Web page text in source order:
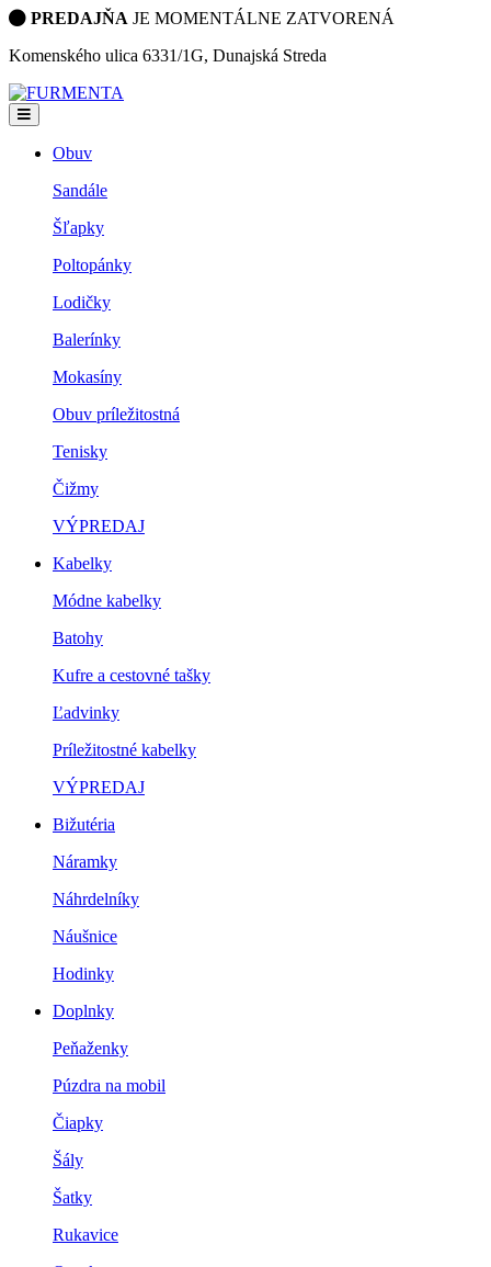
PREDAJŇA JE MOMENTÁLNE ZATVORENÁ
Komenského ulica 6331/1G, Dunajská Streda
Obuv
Sandále
Šľapky
Poltopánky
Lodičky
Balerínky
Mokasíny
Obuv príležitostná
Tenisky
Čižmy
VÝPREDAJ
Kabelky
Módne kabelky
Batohy
Kufre a cestovné tašky
Ľadvinky
Príležitostné kabelky
VÝPREDAJ
Bižutéria
Náramky
Náhrdelníky
Náušnice
Hodinky
Doplnky
Peňaženky
Púzdra na mobil
Čiapky
Šály
Šatky
Rukavice